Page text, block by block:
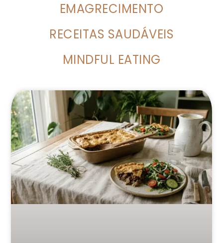
EMAGRECIMENTO
RECEITAS SAUDÁVEIS
MINDFUL EATING